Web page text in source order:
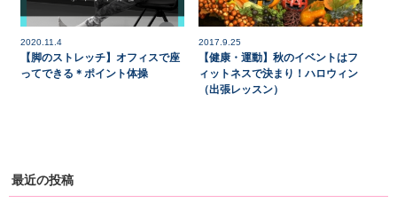
2020.11.4
【脚のストレッチ】オフィスで座
ってできる＊ポイント体操
2017.9.25
【健康・運動】秋のイベントはフ
ィットネスで決まり！ハロウィン
（出張レッスン）
最近の投稿